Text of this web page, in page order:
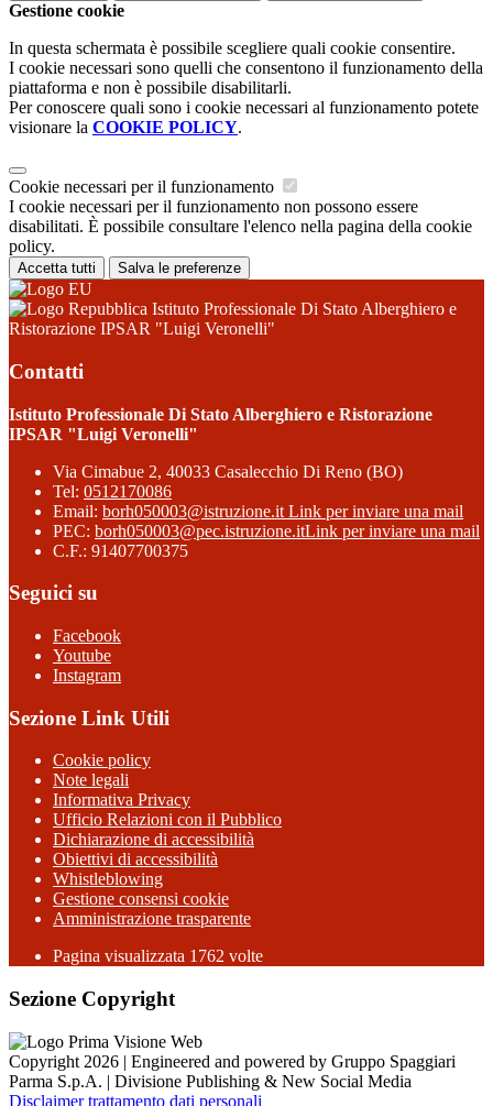
Gestione cookie
In questa schermata è possibile scegliere quali cookie consentire.
I cookie necessari sono quelli che consentono il funzionamento della
piattaforma e non è possibile disabilitarli.
Per conoscere quali sono i cookie necessari al funzionamento potete
visionare la COOKIE POLICY.
Cookie necessari per il funzionamento
I cookie necessari per il funzionamento non possono essere
disabilitati. È possibile consultare l'elenco nella pagina della cookie
policy.
Accetta tutti Salva le preferenze
Istituto Professionale Di Stato Alberghiero e
Ristorazione IPSAR "Luigi Veronelli"
Contatti
Istituto Professionale Di Stato Alberghiero e Ristorazione
IPSAR "Luigi Veronelli"
Via Cimabue 2, 40033 Casalecchio Di Reno (BO)
Tel: 0512170086
Email: borh050003@istruzione.it Link per inviare una mail
PEC: borh050003@pec.istruzione.itLink per inviare una mail
C.F.: 91407700375
Seguici su
Facebook
Youtube
Instagram
Sezione Link Utili
Cookie policy
Note legali
Informativa Privacy
Ufficio Relazioni con il Pubblico
Dichiarazione di accessibilità
Obiettivi di accessibilità
Whistleblowing
Gestione consensi cookie
Amministrazione trasparente
Pagina visualizzata 1762 volte
Sezione Copyright
Copyright 2026 | Engineered and powered by Gruppo Spaggiari
Parma S.p.A. | Divisione Publishing & New Social Media
Disclaimer trattamento dati personali